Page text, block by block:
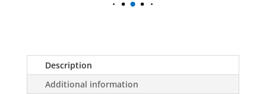
Description
Additional information